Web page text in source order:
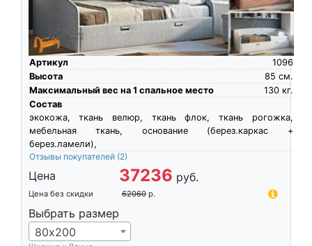
Артикул
1096
Высота
см.
85
Максимальный вес на 1 спальное место
кг.
130
Состав
экокожа, ткань велюр, ткань флок, ткань рогожка,
мебельная ткань, основание (берез.каркас +
берез.ламели),
Отзывы покупателей (2)
Цена 37236 руб.
Цена без скидки 62060 р.
Выбрать размер
80х200